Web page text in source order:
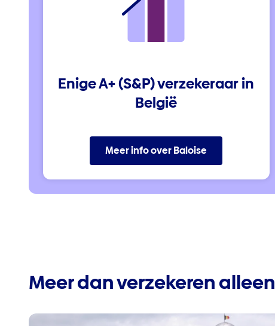
Enige A+ (S&P) verzekeraar in
België
Meer info over Baloise
Meer dan verzekeren alleen